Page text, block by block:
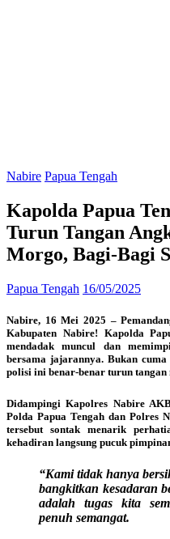
Nabire Papua Tengah
Kapolda Papua
Turun Tangan
Morgo, Bagi-Bagi
Papua Tengah 16/05/2025
Nabire, 16 Mei 2025 –
Kabupaten Nabire! Kapolda
mendadak muncul dan
bersama jajarannya. Bukan
polisi ini benar-benar turun tangan
Didampingi Kapolres Nabire
Polda Papua Tengah dan Polres
tersebut sontak menarik
kehadiran langsung pucuk
“Kami tidak hanya
bangkitkan kesadaran
adalah tugas kita
penuh semangat.